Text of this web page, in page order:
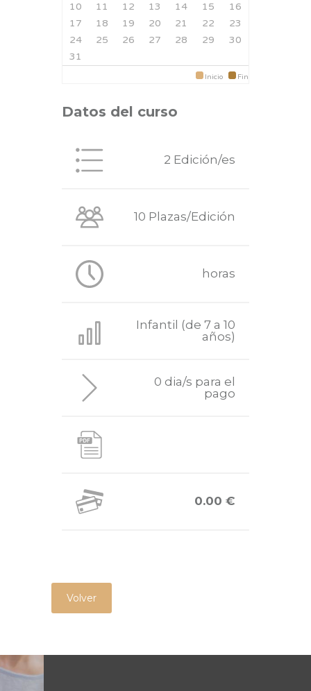
10 11 12 13 14 15
16
17
18 19 20 21 22
23
24
25 26 27 28 29
30
31
Inicio Fin
Datos del curso
2 Edición/es
10 Plazas/Edición
horas
Infantil (de 7 a 10
años)
0 dia/s para el
pago
0.00 €
Volver